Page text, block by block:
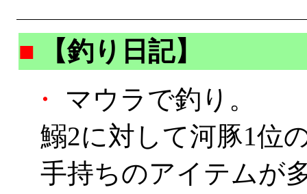
■
【釣り日記】
・
マウラで釣り。
鰯2に対して河豚1位
手持ちのアイテムが